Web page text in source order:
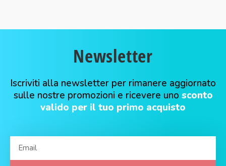
Newsletter
Iscriviti alla newsletter per rimanere aggiornato
sulle nostre promozioni e ricevere uno sconto
valido per il tuo primo acquisto